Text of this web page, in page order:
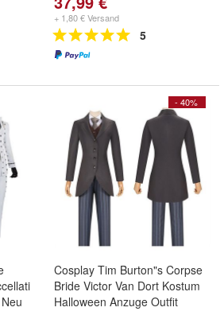
+ 1,80 € Versand
5
- 40%
Cosplay Tim Burton"s Corpse
Bride Victor Van Dort Kostum
Halloween Anzuge Outfit